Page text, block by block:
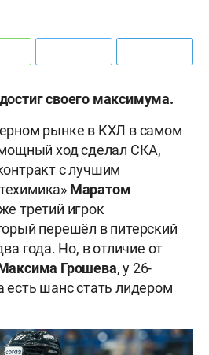
своего максимума.
рынке в КХЛ в самом
ход сделал СКА,
с лучшим
Маратом
третий игрок
перешёл в питерский
года. Но, в отличие от
Грошева, у 26-
есть шанс стать лидером